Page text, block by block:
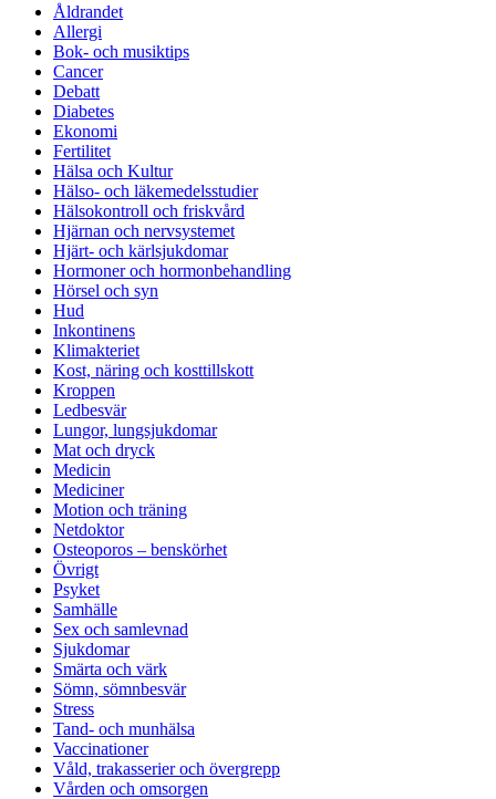
Åldrandet
Allergi
Bok- och musiktips
Cancer
Debatt
Diabetes
Ekonomi
Fertilitet
Hälsa och Kultur
Hälso- och läkemedelsstudier
Hälsokontroll och friskvård
Hjärnan och nervsystemet
Hjärt- och kärlsjukdomar
Hormoner och hormonbehandling
Hörsel och syn
Hud
Inkontinens
Klimakteriet
Kost, näring och kosttillskott
Kroppen
Ledbesvär
Lungor, lungsjukdomar
Mat och dryck
Medicin
Mediciner
Motion och träning
Netdoktor
Osteoporos – benskörhet
Övrigt
Psyket
Samhälle
Sex och samlevnad
Sjukdomar
Smärta och värk
Sömn, sömnbesvär
Stress
Tand- och munhälsa
Vaccinationer
Våld, trakasserier och övergrepp
Vården och omsorgen